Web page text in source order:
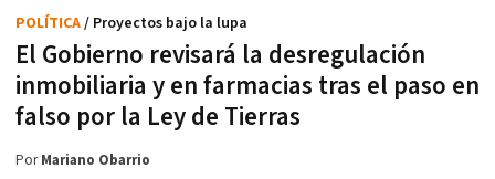
El Gobierno revisará la desregulación
inmobiliaria y en farmacias tras el paso en
falso por la Ley de Tierras
POLÍTICA/ Proyectos bajo la lupa
PorMariano Obarrio